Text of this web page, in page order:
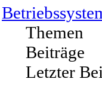
Themen
Beiträge
Letzter